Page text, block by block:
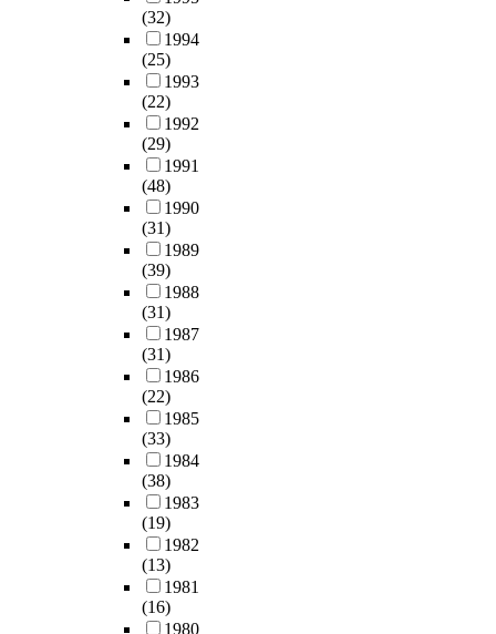
(32)
1994
(25)
1993
(22)
1992
(29)
1991
(48)
1990
(31)
1989
(39)
1988
(31)
1987
(31)
1986
(22)
1985
(33)
1984
(38)
1983
(19)
1982
(13)
1981
(16)
1980